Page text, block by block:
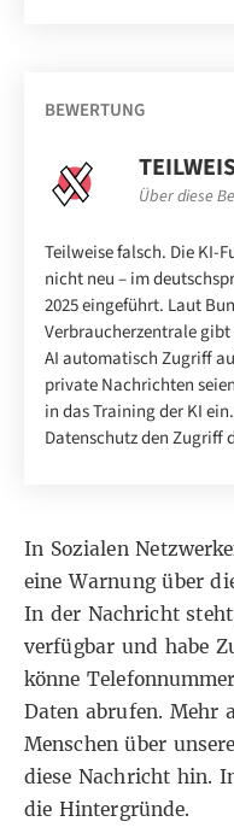
BEWERTUNG
Über diese
Teilweise falsch. Die KI-
nicht neu – im
2025 eingeführt. Laut
Verbraucherzentrale
AI automatisch Zugriff
private Nachrichten
in das Training der KI
Datenschutz den Zugriff
In Sozialen
eine Warnung über
In der Nachricht
verfügbar und habe
könne
Daten abrufen. Mehr
Menschenüber
diese Nachricht hin.
die Hintergründe.